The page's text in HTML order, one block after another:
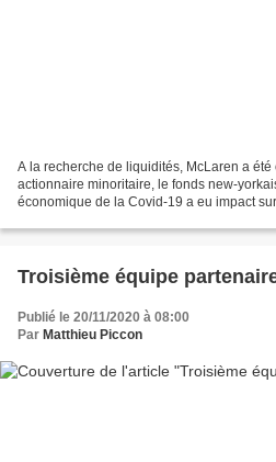
A la recherche de liquidités, McLaren a
actionnaire minoritaire, le fonds new-
économique de la Covid-19 a eu impact
Troisième équipe
Publié le 20/11/2020 à 08:00
Par Matthieu Piccon